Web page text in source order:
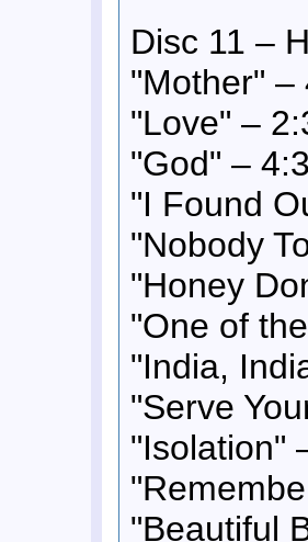
Disc 11 –
"Mother" –
"Love" –
"God" –
"I Found
"Nobody
"Honey
"One of
"India,
"Serve
"Isolation"
"Beautiful